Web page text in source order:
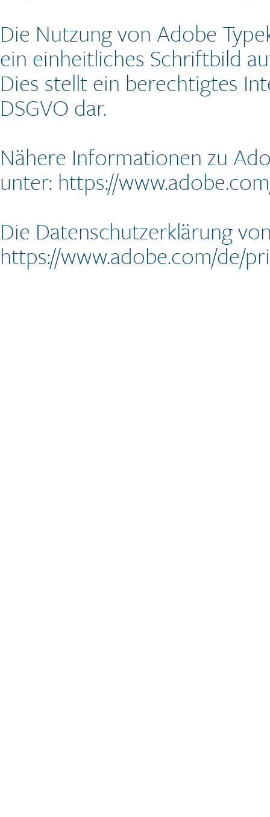
Die Nutzung von Adobe
ein einheitliches Schriftbild
Dies stellt ein berechtigtes
DSGVO dar.
Nähere Informationen zu
unter: https://
Die Datenschutzerklärung
https://www.adobe.com/de/